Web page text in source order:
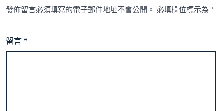
發佈留言必須填寫的電子郵件地址不會公開。 必填欄位標示為*
留言*